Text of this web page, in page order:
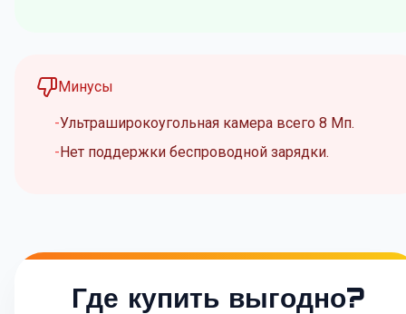
Минусы
Ультраширокоугольная камера всего 8 Мп.
Нет поддержки беспроводной зарядки.
Где купить выгодно?